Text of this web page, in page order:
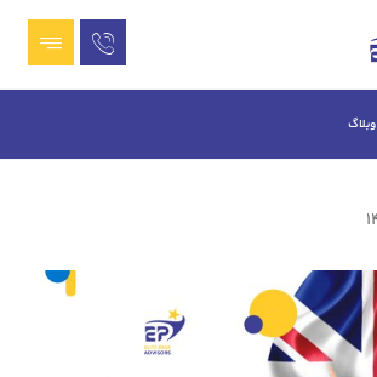
وبلاگ